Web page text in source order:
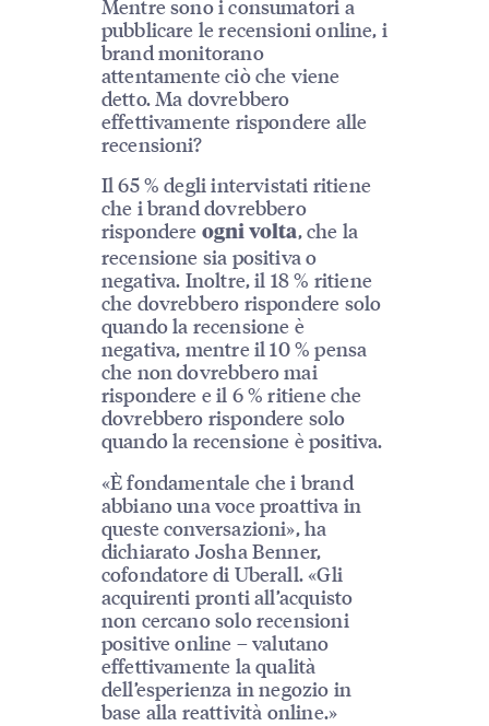
Mentre sono i consumatori a
pubblicare le recensioni online, i
brand monitorano
attentamente ciò che viene
detto. Ma dovrebbero
effettivamente rispondere alle
recensioni?
Il 65 % degli intervistati ritiene
che i brand dovrebbero
rispondere ogni volta, che la
recensione sia positiva o
negativa. Inoltre, il 18 % ritiene
che dovrebbero rispondere solo
quando la recensione è
negativa, mentre il 10 % pensa
che non dovrebbero mai
rispondere e il 6 % ritiene che
dovrebbero rispondere solo
quando la recensione è positiva.
«È fondamentale che i brand
abbiano una voce proattiva in
queste conversazioni», ha
dichiarato Josha Benner,
cofondatore di Uberall. «Gli
acquirenti pronti all’acquisto
non cercano solo recensioni
positive online – valutano
effettivamente la qualità
dell’esperienza in negozio in
base alla reattività online.»